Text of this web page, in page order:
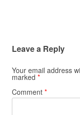
Leave a Reply
Your email address
marked *
Comment *